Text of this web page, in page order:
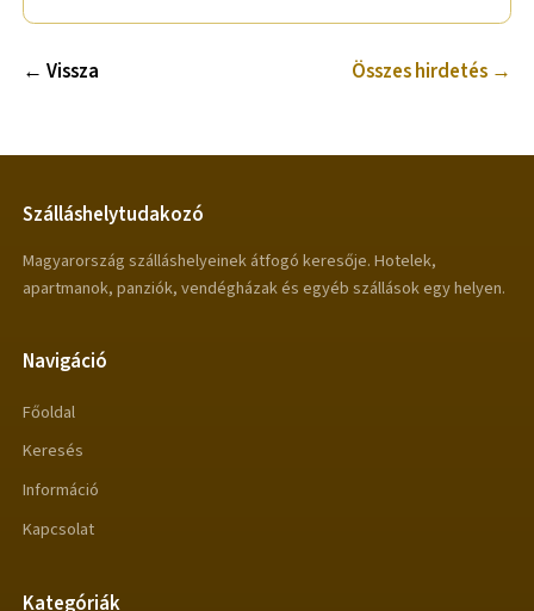
← Vissza Összes hirdetés →
Szálláshelytudakozó
Magyarország szálláshelyeinek átfogó keresője. Hotelek,
apartmanok, panziók, vendégházak és egyéb szállások egy helyen.
Navigáció
Főoldal
Keresés
Információ
Kapcsolat
Kategóriák